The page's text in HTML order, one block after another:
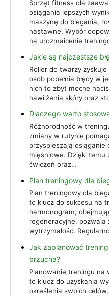
Sprzęt fitness dla
osiągania lepszych
maszynę do biegania,
nastawne. Wybór
na urozmaicenie
Jakie są najczęstsze
Roller do twarzy
osób popełnia błędy w
nich to zbyt mocne
nawilżenia skóry oraz
Dlaczego warto
Różnorodność w
zmiany w rutynie
przyspieszają
mięśniowe. Dzięki
ćwiczeń oraz…
Plan treningowy dla
Plan treningowy dla
to klucz do sukcesu na
harmonogram,
regeneracyjne, pozwala
wytrzymałość.
Jak zaplanować
brzucha?
Planowanie treningu na
to klucz do uzyskania
określenia swoich